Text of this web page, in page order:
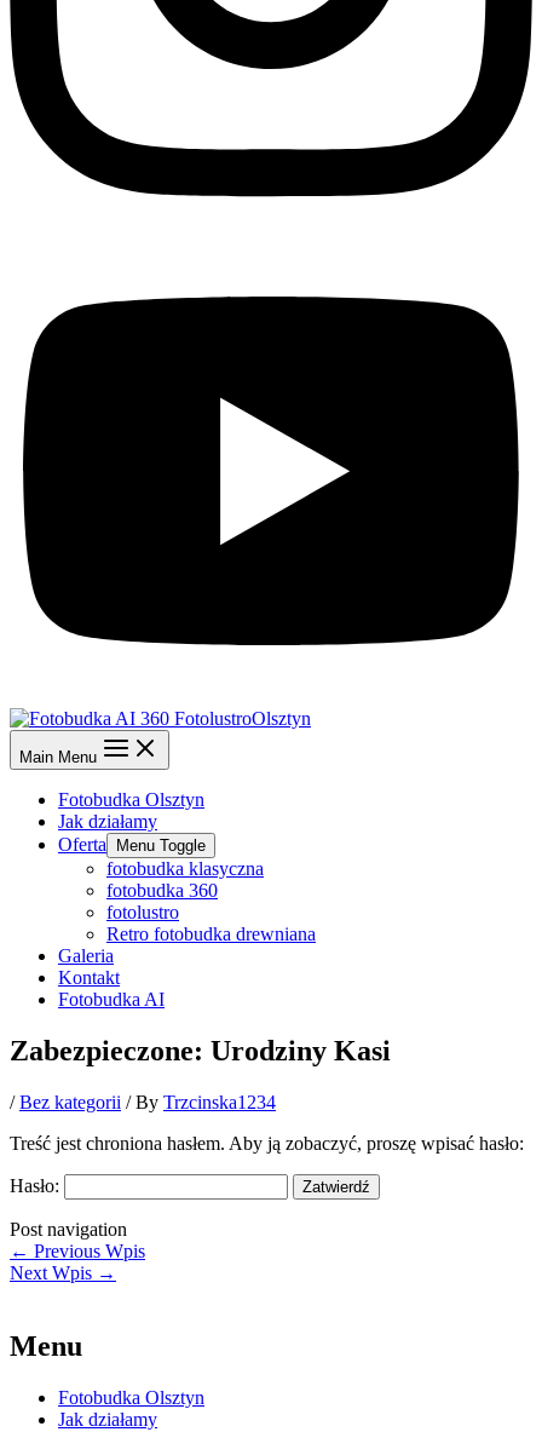
Main Menu
Fotobudka Olsztyn
Jak działamy
Oferta
Menu Toggle
fotobudka klasyczna
fotobudka 360
fotolustro
Retro fotobudka drewniana
Galeria
Kontakt
Fotobudka AI
Zabezpieczone: Urodziny Kasi
/Bez kategorii / By Trzcinska1234
Treść jest chroniona hasłem. Aby ją zobaczyć, proszę wpisać hasło:
Hasło:
Post navigation
← Previous Wpis
Next Wpis →
Menu
Fotobudka Olsztyn
Jak działamy